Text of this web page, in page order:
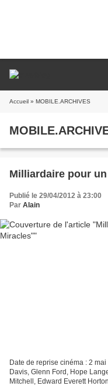
Accueil » MOBILE.ARCHIVES
Milliardaire pour
Publié le 29/04/2012 à 23:00
Par Alain
Date de reprise cinéma : 2
Davis, Glenn Ford, Hope
Mitchell, Edward Everett